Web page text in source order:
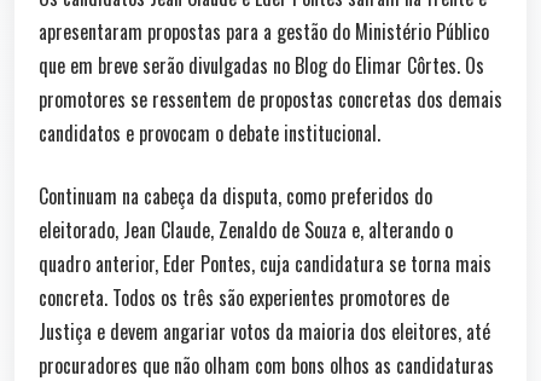
apresentaram propostas para a gestão do Ministério Público
que em breve serão divulgadas no Blog do Elimar Côrtes. Os
promotores se ressentem de propostas concretas dos demais
candidatos e provocam o debate institucional.
Continuam na cabeça da disputa, como preferidos do
eleitorado, Jean Claude, Zenaldo de Souza e, alterando o
quadro anterior, Eder Pontes, cuja candidatura se torna mais
concreta. Todos os três são experientes promotores de
Justiça e devem angariar votos da maioria dos eleitores, até
procuradores que não olham com bons olhos as candidaturas